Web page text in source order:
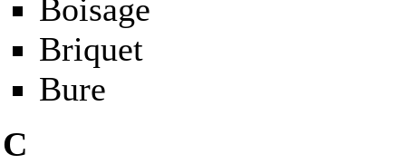
Boisage
Briquet
Bure
C